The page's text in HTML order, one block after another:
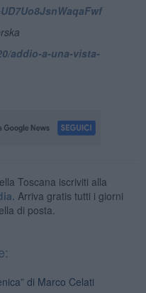
addio-a-una-vista-
Toscana iscriviti alla
Arriva gratis tutti i giorni
di posta.
di Marco Celati